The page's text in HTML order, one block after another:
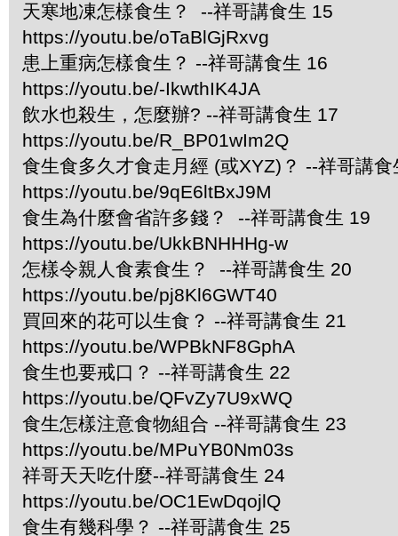
天寒地凍怎樣食生？ --祥哥講食生 15
https://youtu.be/oTaBlGjRxvg
患上重病怎樣食生？ --祥哥講食生 16
https://youtu.be/-IkwthIK4JA
飲水也殺生，怎麼辦? --祥哥講食生 17
https://youtu.be/R_BP01wIm2Q
食生食多久才食走月經 (或XYZ)？ --祥哥講食
https://youtu.be/9qE6ltBxJ9M
食生為什麼會省許多錢？ --祥哥講食生 19
https://youtu.be/UkkBNHHHg-w
怎樣令親人食素食生？ --祥哥講食生 20
https://youtu.be/pj8Kl6GWT40
買回來的花可以生食？ --祥哥講食生 21
https://youtu.be/WPBkNF8GphA
食生也要戒口？ --祥哥講食生 22
https://youtu.be/QFvZy7U9xWQ
食生怎樣注意食物組合 --祥哥講食生 23
https://youtu.be/MPuYB0Nm03s
祥哥天天吃什麼--祥哥講食生 24
https://youtu.be/OC1EwDqojlQ
食生有幾科學？ --祥哥講食生 25